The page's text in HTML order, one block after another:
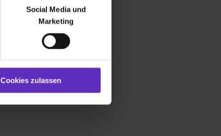
zu analysieren
soziale Medien, Werbung
bereitgestellt hast oder die
auch damit
erlauben“. Die
Social Media und
Marketing
Cookies zulassen